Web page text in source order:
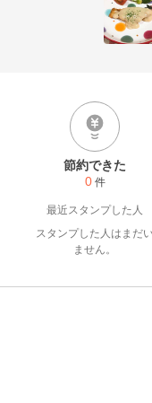
節約できた
0 件
最近スタンプした人
スタンプした人はまだ
ません。